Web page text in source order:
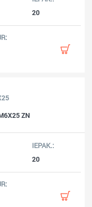
20
ZN
20